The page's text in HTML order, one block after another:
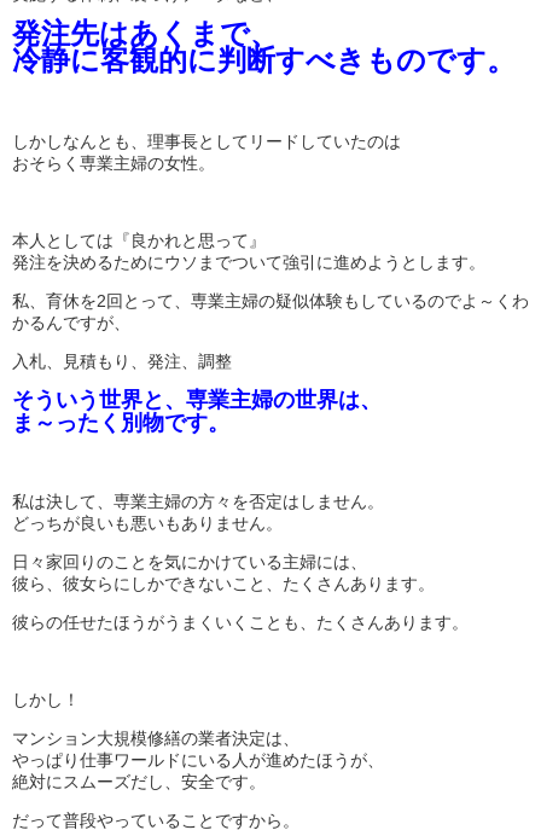
発注先はあくまで、
冷静に客観的に判断すべきものです。
しかしなんとも、理事長としてリードしていたのは
おそらく専業主婦の女性。
本人としては『良かれと思って』
発注を決めるためにウソまでついて強引に進めようとします。
私、育休を2回とって、専業主婦の疑似体験もしているのでよ～くわ
かるんですが、
入札、見積もり、発注、調整
そういう世界と、専業主婦の世界は、
ま～ったく別物です。
私は決して、専業主婦の方々を否定はしません。
どっちが良いも悪いもありません。
日々家回りのことを気にかけている主婦には、
彼ら、彼女らにしかできないこと、たくさんあります。
彼らの任せたほうがうまくいくことも、たくさんあります。
しかし！
マンション大規模修繕の業者決定は、
やっぱり仕事ワールドにいる人が進めたほうが、
絶対にスムーズだし、安全です。
だって普段やっていることですから。